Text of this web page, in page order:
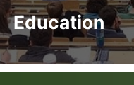
Education